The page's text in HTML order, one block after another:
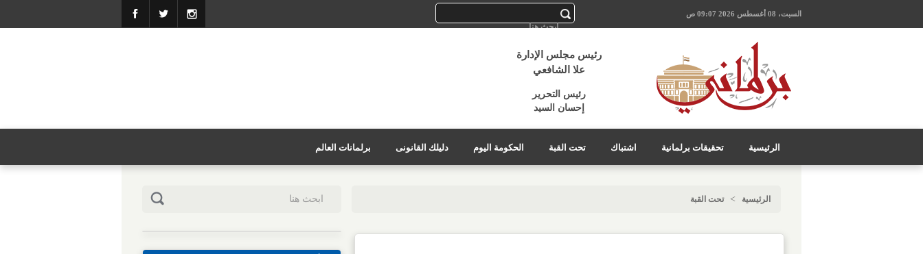
السبت، 08 أغسطس 2026 09:07 ص
رئيس مجلس الإدارة
علا الشافعي
رئيس التحرير
إحسان السيد
الرئيسية تحقيقات برلمانية اشتباك تحت القبة الحكومة اليوم دليلك القانونى برلمانات العالم
الرئيسية > تحت القبة